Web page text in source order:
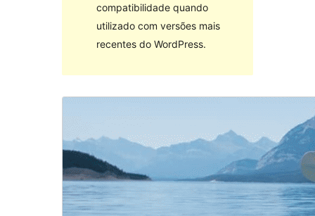
compatibilidade quando
utilizado com versões mais
recentes do WordPress.